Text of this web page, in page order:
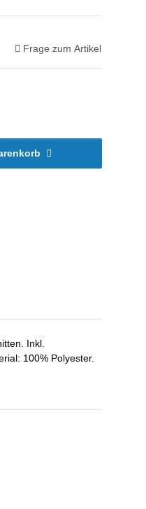
Frage zum Artikel
Inkl.
100% Polyester.